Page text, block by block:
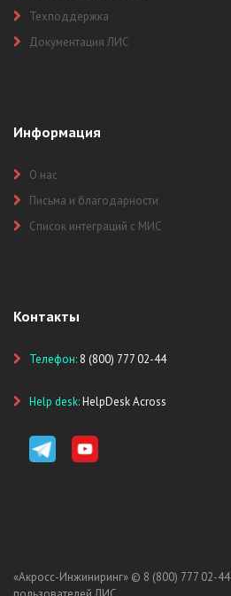
Техподдержка
Документация ЛИС
Информация
О нас
Письма и благодарности
Список интеграций с МИС
Контакты
Телефон: 8 (800) 777 02-44
Help desk:HelpDesk Across
«Акросс-Инжиниринг» © 8 (800) 777 02-44